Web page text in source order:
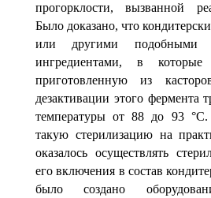
прогорклости, вызванной
Было доказано, что
или дру­гими подобными
ингредиентами, в которые
приготовленную из
дезактивации этого фермента
температуры от 88 до 93 °С.
такую стерилизацию на
оказалось осуществлять
его вклю­чения в состав
было создано